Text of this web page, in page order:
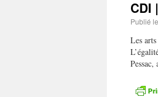
CDI
Publié le
Les